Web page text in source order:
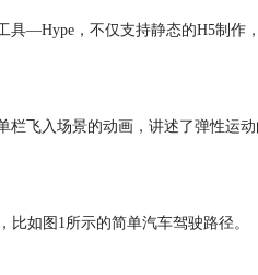
—Hype，不仅支持静态的H5制
飞入场景的动画，讲述了弹性运
如图1所示的简单汽车驾驶路径。